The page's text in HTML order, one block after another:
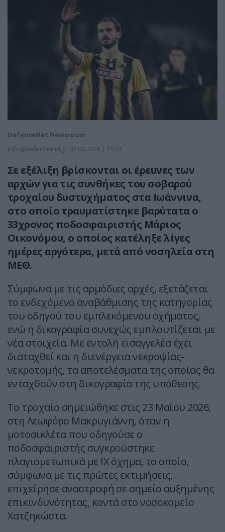
DefenceNet Newsroom
info@defencenet.gr 02.06.2026 | 15:03
Σε εξέλιξη βρίσκονται οι έρευνες των
αρχών για τις συνθήκες του σοβαρού
τροχαίου δυστυχήματος στα Ιωάννινα,
στο οποίο τραυματίστηκε βαρύτατα ο
33χρονος ποδοσφαιριστής Μάριος
Οικονόμου, ο οποίος κατέληξε λίγες
ημέρες αργότερα, μετά από νοσηλεία στη
ΜΕΘ.
Σύμφωνα με τις αρμόδιες αρχές, εξετάζεται
το ενδεχόμενο αναβάθμισης της κατηγορίας
του οδηγού του εμπλεκόμενου οχήματος,
ενώ η δικογραφία συνεχώς εμπλουτίζεται με
νέα στοιχεία. Με εντολή εισαγγελέα έχει
διαταχθεί και η διενέργεια νεκροψίας-
νεκροτομής, τα αποτελέσματα της οποίας θα
ενταχθούν στη δικογραφία της υπόθεσης.
Το τροχαίο σημειώθηκε στις 23 Μαΐου 2026,
στη Λεωφόρο Μακρυγιάννη, όταν η
μοτοσικλέτα που οδηγούσε ο
ποδοσφαιριστής συγκρούστηκε
πλαγιομετωπικά με ΙΧ όχημα, το οποίο,
σύμφωνα με τις πρώτες εκτιμήσεις,
επιχείρησε αναστροφή σε σημείο αυξημένης
επικινδυνότητας, κοντά στο νοσοκομείο
Χατζηκώστα.